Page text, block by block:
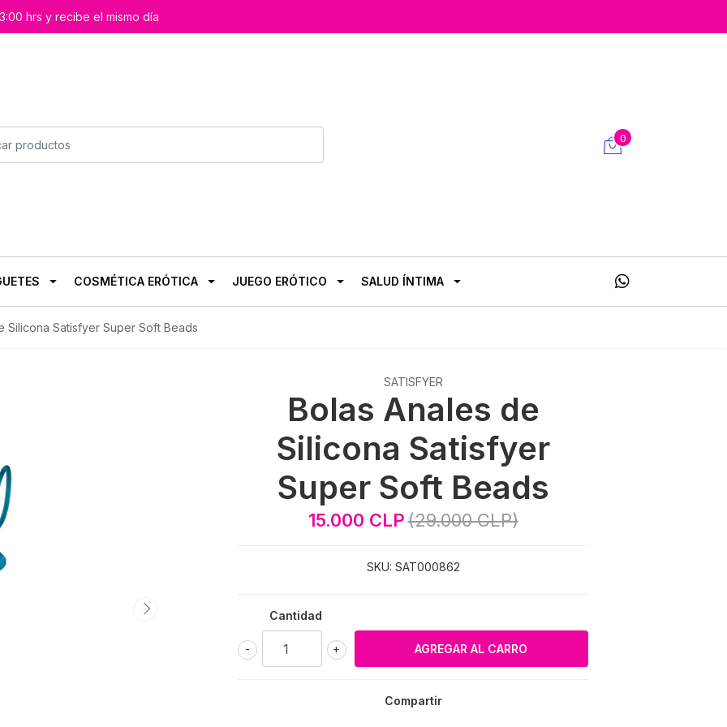
hrs y recibe el mismo día
0
COSMÉTICA ERÓTICA JUEGO ERÓTICO SALUD ÍNTIMA
Silicona Satisfyer Super Soft Beads
SATISFYER
Bolas Anales de
Silicona Satisfyer
Super Soft Beads
15.000 CLP(29.000 CLP)
SKU: SAT000862
Cantidad
+
-
Compartir